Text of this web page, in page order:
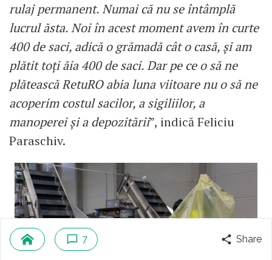
rulaj permanent. Numai că nu se întâmplă
lucrul ăsta. Noi în acest moment avem în curte
400 de saci, adică o grămadă cât o casă, și am
plătit toți ăia 400 de saci. Dar pe ce o să ne
plătească RetuRO abia luna viitoare nu o să ne
acoperim costul sacilor, a sigiliilor, a
manoperei și a depozitării”, indică Feliciu
Paraschiv.
7 Share